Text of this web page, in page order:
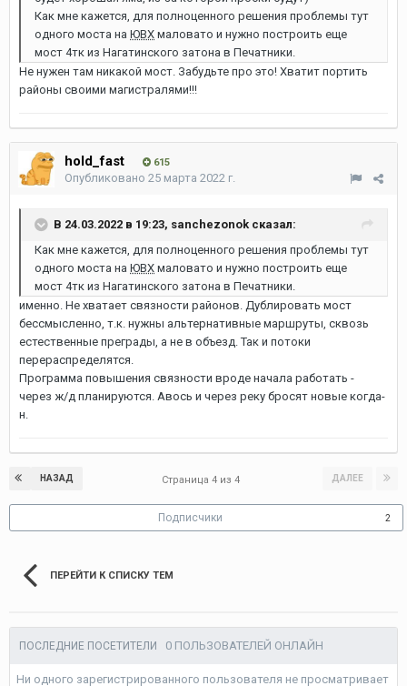
Как мне кажется, для полноценного решения проблемы тут
одного моста на ЮВХ маловато и нужно построить еще
мост 4тк из Нагатинского затона в Печатники.
Не нужен там никакой мост. Забудьте про это! Хватит портить
районы своими магистралями!!!
hold_fast 615
Опубликовано 25 марта 2022 г.
В 24.03.2022 в 19:23, sanchezonok сказал:
Как мне кажется, для полноценного решения проблемы тут
одного моста на ЮВХ маловато и нужно построить еще
мост 4тк из Нагатинского затона в Печатники.
именно. Не хватает связности районов. Дублировать мост
бессмысленно, т.к. нужны альтернативные маршруты, сквозь
естественные преграды, а не в объезд. Так и потоки
перераспределятся.
Программа повышения связности вроде начала работать -
через ж/д планируются. Авось и через реку бросят новые когда-
н.
НАЗАД ДАЛЕЕ
Страница 4 из 4
Подписчики 2
ПЕРЕЙТИ К СПИСКУ ТЕМ
ПОСЛЕДНИЕ ПОСЕТИТЕЛИ 0 ПОЛЬЗОВАТЕЛЕЙ ОНЛАЙН
Ни одного зарегистрированного пользователя не просматривает